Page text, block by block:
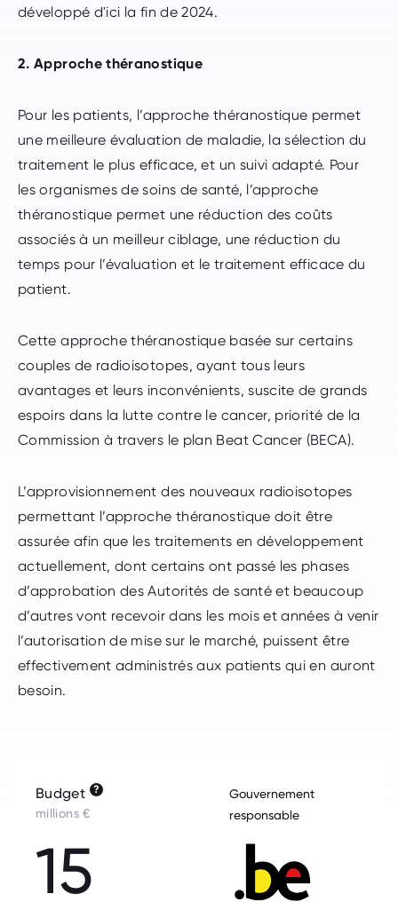
développé d'ici la fin de 2024.
2. Approche théranostique
Pour les patients, l’approche théranostique permet
une meilleure évaluation de maladie, la sélection du
traitement le plus efficace, et un suivi adapté. Pour
les organismes de soins de santé, l’approche
théranostique permet une réduction des coûts
associés à un meilleur ciblage, une réduction du
temps pour l’évaluation et le traitement efficace du
patient.
Cette approche théranostique basée sur certains
couples de radioisotopes, ayant tous leurs
avantages et leurs inconvénients, suscite de grands
espoirs dans la lutte contre le cancer, priorité de la
Commission à travers le plan Beat Cancer (BECA).
L’approvisionnement des nouveaux radioisotopes
permettant l’approche théranostique doit être
assurée afin que les traitements en développement
actuellement, dont certains ont passé les phases
d’approbation des Autorités de santé et beaucoup
d’autres vont recevoir dans les mois et années à venir
l’autorisation de mise sur le marché, puissent être
effectivement administrés aux patients qui en auront
besoin.
Budget ?
millions €
15
Gouvernement
responsable